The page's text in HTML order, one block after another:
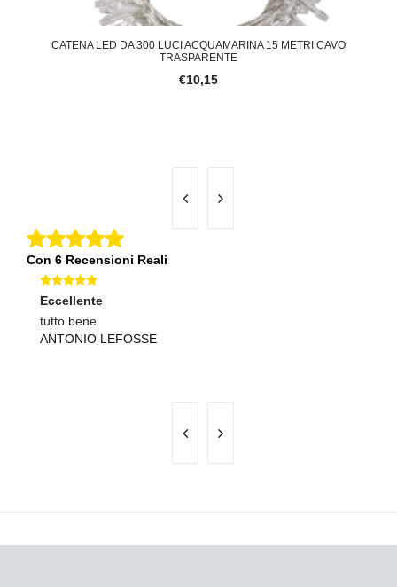
CATENA LED DA 300 LUCI ACQUAMARINA 15 METRI CAVO
TRASPARENTE
€10,15
Con 6 Recensioni Reali
Eccellente
tutto bene.
ANTONIO LEFOSSE